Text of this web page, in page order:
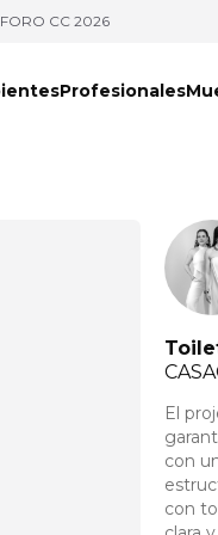
FORO CC 2026
Profesionales
El
con
con